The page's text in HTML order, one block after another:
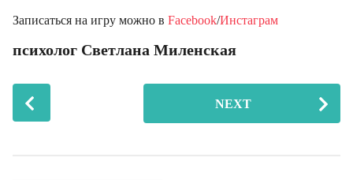
Записаться на игру можно в Facebook/Инстаграм
психолог Светлана Миленская
o
NEXT